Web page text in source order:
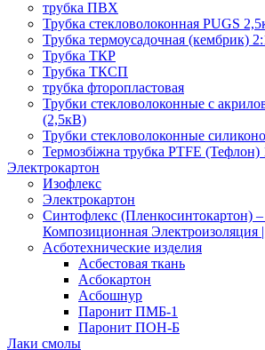
трубка ПВХ
Трубка стекловолоконная PUGS
Трубка термоусадочная (кембрик)
Трубка ТКР
Трубка ТКСП
трубка фторопластовая
Трубки стекловолоконные с
(2,5кВ)
Трубки стекловолоконные
Термозбіжна трубка PTFE (Тефлон)
Электрокартон
Изофлекс
Электрокартон
Синтофлекс (Пленкосинтокартон)
Композиционная Электроизоляция
Асботехнические изделия
Асбестовая ткань
Асбокартон
Асбошнур
Паронит ПМБ-1
Паронит ПОН-Б
Лаки смолы